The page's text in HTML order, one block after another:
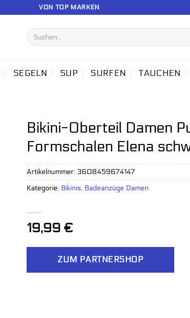
VON TOP MARKEN
Suchen
nach:
SEGELN SUP SURFEN TAUCHEN
Bikini-Oberteil Damen
Formschalen Elena
19,99€
ZUM PARTNERSHOP
Artikelnummer: 3608459674147
Kategorie: Bikinis, Badeanzüge Damen